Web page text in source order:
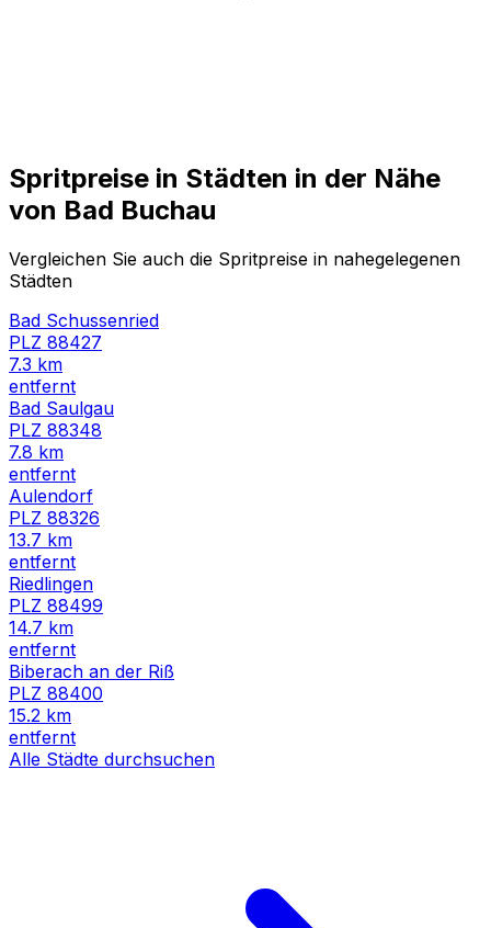
Spritpreise in Städten in der Nähe
von Bad Buchau
Vergleichen Sie auch die Spritpreise in nahegelegenen
Städten
Bad Schussenried
PLZ 88427
7.3 km
entfernt
Bad Saulgau
PLZ 88348
7.8 km
entfernt
Aulendorf
PLZ 88326
13.7 km
entfernt
Riedlingen
PLZ 88499
14.7 km
entfernt
Biberach an der Riß
PLZ 88400
15.2 km
entfernt
Alle Städte durchsuchen